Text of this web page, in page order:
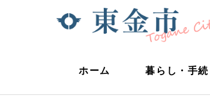
ホーム 暮らし ・ 手続